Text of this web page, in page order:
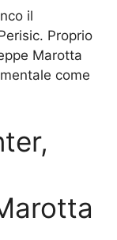
il
Proprio
Marotta
come